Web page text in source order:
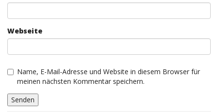
Webseite
Name, E-Mail-Adresse und Website in diesem Browser für
meinen nächsten Kommentar speichern.